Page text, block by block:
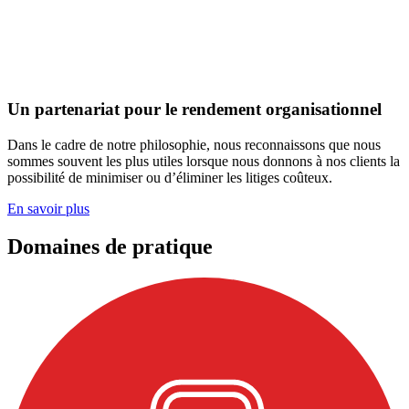
Un partenariat pour le rendement organisationnel
Dans le cadre de notre philosophie, nous reconnaissons que nous
sommes souvent les plus utiles lorsque nous donnons à nos clients la
possibilité de minimiser ou d’éliminer les litiges coûteux.
En savoir plus
Domaines de pratique